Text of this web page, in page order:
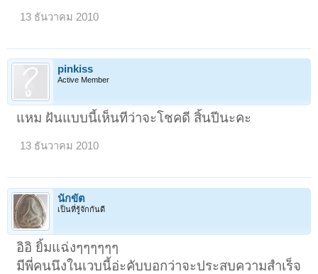
13 ธันวาคม 2010
pinkiss
Active Member
แหม ฝันแบบนี้เห็นทีว่าจะโชคดี สิ้นปีนะคะ
13 ธันวาคม 2010
นักขัต
เป็นที่รู้จักกันดี
อิอิ ยิ้มแฉ่งๆๆๆๆๆๆ
มีพี่คนนึงในเวบนี้อ่ะคับบอกว่าจะประสบความสำเร็จ